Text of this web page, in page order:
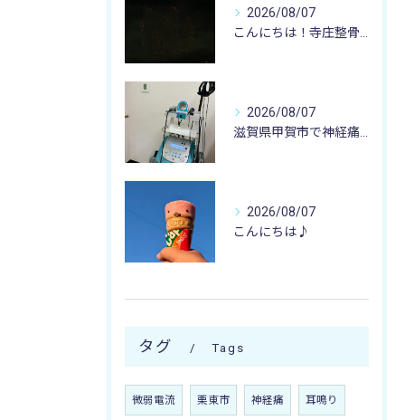
2026/08/07
こんにちは！寺庄整骨院のスタッフです♪
2026/08/07
滋賀県甲賀市で神経痛のお悩みなら寺庄整骨院まで🚴🏻‍♂️
2026/08/07
こんにちは♪
タグ Tags
微弱電流 栗東市 神経痛 耳鳴り